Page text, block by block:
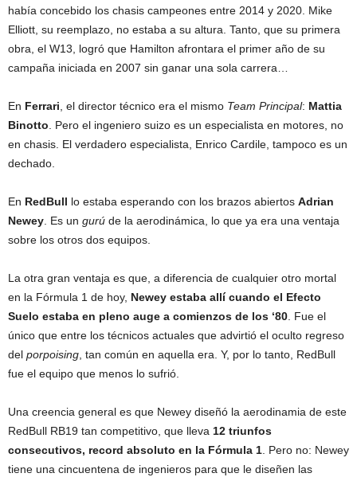
había concebido los chasis campeones entre 2014 y 2020. Mike
Elliott, su reemplazo, no estaba a su altura. Tanto, que su primera
obra, el W13, logró que Hamilton afrontara el primer año de su
campaña iniciada en 2007 sin ganar una sola carrera…
En Ferrari, el director técnico era el mismo Team Principal: Mattia
Binotto. Pero el ingeniero suizo es un especialista en motores, no
en chasis. El verdadero especialista, Enrico Cardile, tampoco es un
dechado.
En RedBull lo estaba esperando con los brazos abiertos Adrian
Newey. Es un gurú de la aerodinámica, lo que ya era una ventaja
sobre los otros dos equipos.
La otra gran ventaja es que, a diferencia de cualquier otro mortal
en la Fórmula 1 de hoy, Newey estaba allí cuando el Efecto
Suelo estaba en pleno auge a comienzos de los ‘80. Fue el
único que entre los técnicos actuales que advirtió el oculto regreso
del porpoising, tan común en aquella era. Y, por lo tanto, RedBull
fue el equipo que menos lo sufrió.
Una creencia general es que Newey diseñó la aerodinamia de este
RedBull RB19 tan competitivo, que lleva 12 triunfos
consecutivos, record absoluto en la Fórmula 1. Pero no: Newey
tiene una cincuentena de ingenieros para que le diseñen las